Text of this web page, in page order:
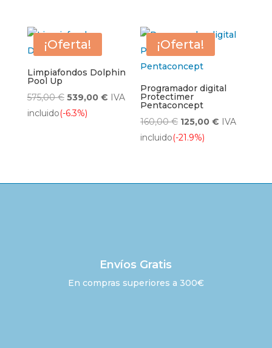
31,00 €.25,00 €.
326,00 €.230,00 €.
¡Oferta!
Limpiafondos Dolphin
Pool Up
575,00€ El
precio
539,00 €ElIVA
incluido(-6.3%)
¡Oferta!
Programador digital
Protectimer
Pentaconcept
160,00€ El
precio
160,00 €.
125,00€ El
125,00 €.
IVA
incluido(-21.9%)
Envíos Gratis
En compras superiores a 300€